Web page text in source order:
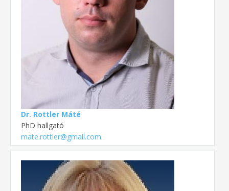
Dr. Rottler Máté
PhD hallgató
mate.rottler@gmail.com